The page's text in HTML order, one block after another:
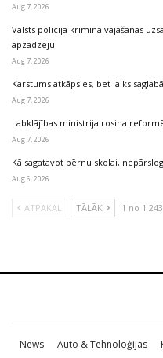
Aug 7, 2026
Valsts policija kriminālvajāšanas
apzadzēju
Aug 7, 2026
Karstums atkāpsies, bet laiks
Aug 7, 2026
Labklājības ministrija rosina
Aug 7, 2026
Kā sagatavot bērnu skolai,
Aug 6, 2026
ATPAKAĻ TĀLĀK 1 no 1 243
News Auto & Tehnoloģijas